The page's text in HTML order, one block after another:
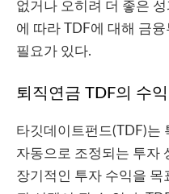
없거나 오히려 더 좋은
에 따라 TDF에 대해 금
필요가 있다.
퇴직연금 TDF의 수
타깃데이트펀드(TDF)는
자동으로 조정되는 투자
장기적인 투자 수익을